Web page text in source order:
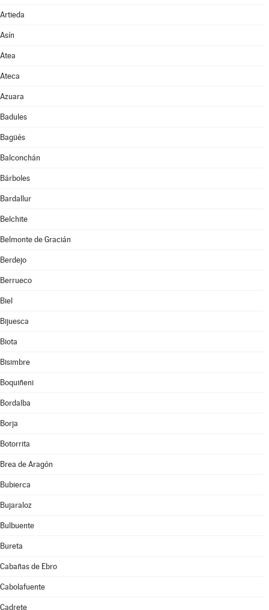
Artieda
Asín
Atea
Ateca
Azuara
Badules
Bagüés
Balconchán
Bárboles
Bardallur
Belchite
Belmonte de Gracián
Berdejo
Berrueco
Biel
Bijuesca
Biota
Bisimbre
Boquiñeni
Bordalba
Borja
Botorrita
Brea de Aragón
Bubierca
Bujaraloz
Bulbuente
Bureta
Cabañas de Ebro
Cabolafuente
Cadrete